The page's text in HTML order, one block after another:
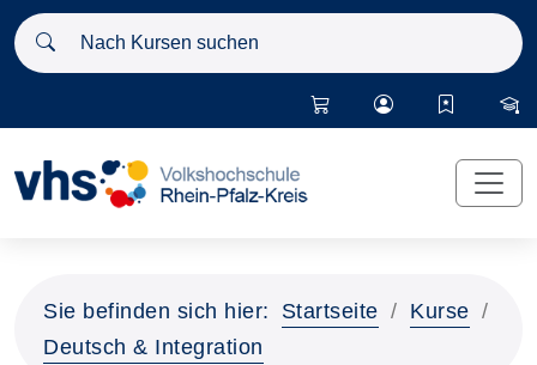
Nach Kursen suchen
Sie befinden sich hier: Startseite
Kurse
Deutsch & Integration